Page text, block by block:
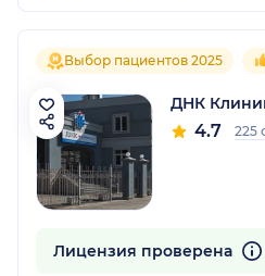
Выбор пациентов 2025
ДНК
4.7 225
Лицензия проверена